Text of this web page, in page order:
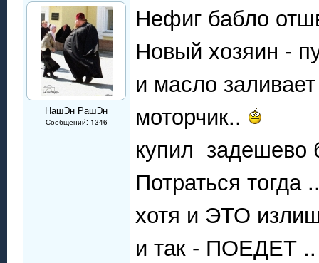
НашЭн РашЭн
Сообщений: 1346
Нефиг бабло
Новый хозяин -
и масло
моторчик..
купил задешево
Потраться тогда
хотя и ЭТО
и так - ПОЕДЕТ ..